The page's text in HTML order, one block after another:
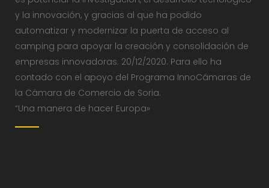
y la innovación, y gracias al que ha podido
automatizar y modernizar la puerta de acceso al
camping para apoyar la creación y consolidación de
empresas innovadoras. 20/12/2020. Para ello ha
contado con el apoyo del Programa InnoCámaras de
la Cámara de Comercio de Soria.
“Una manera de hacer Europa»